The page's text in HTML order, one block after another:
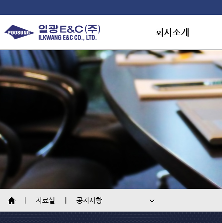
회사소개
회사소개
연혁
조직도
대표인사말
오시는길
자료실 공지사항
홍보자료